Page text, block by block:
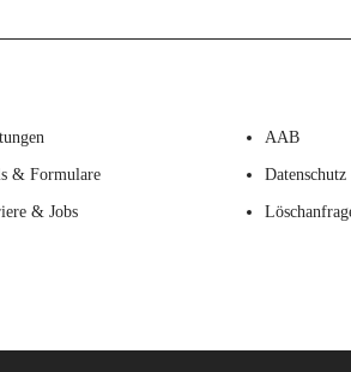
& Formulare
& Jobs
AAB
Datenschutz